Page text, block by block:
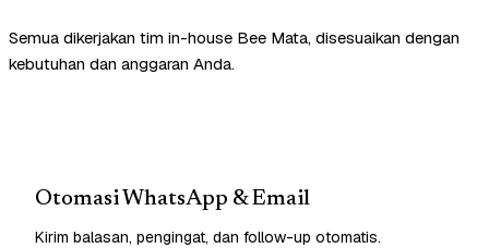
Semua dikerjakan tim in-house Bee Mata, disesuaikan dengan
kebutuhan dan anggaran Anda.
Otomasi WhatsApp & Email
Kirim balasan, pengingat, dan follow-up otomatis.